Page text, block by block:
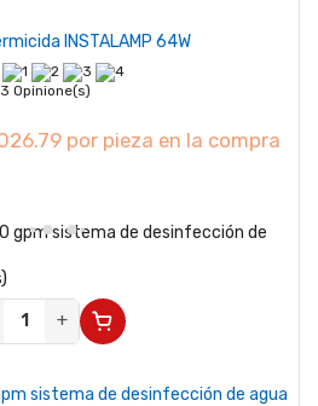
INSTALAMP 64W
3 Opinione(s)
por pieza en la compra
+
sistema de desinfección de agua